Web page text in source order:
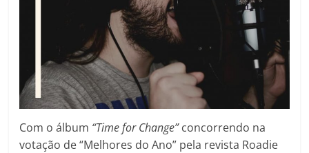
Com o álbum “Time for Change”concorrendo na
votação de “Melhores do Ano” pela revista Roadie